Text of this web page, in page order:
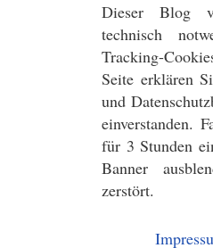
Dieser Blog
technisch
Tracking-
Seite erklären
und
einverstanden.
für 3 Stunden
Banner
zerstört.